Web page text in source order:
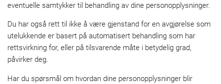
eventuelle samtykker til behandling av dine personopplysninger.
Du har også rett til ikke å være gjenstand for en avgjørelse som
utelukkende er basert på automatisert behandling som har
rettsvirkning for, eller på tilsvarende måte i betydelig grad,
påvirker deg.
Har du spørsmål om hvordan dine personopplysninger blir